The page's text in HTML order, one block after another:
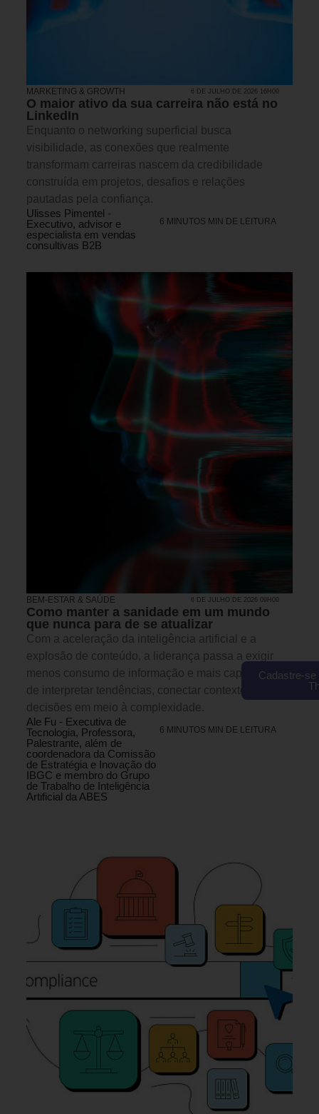
MARKETING & GROWTH 6 DE JULHO DE 2026 16H00
O maior ativo da sua carreira não está no
LinkedIn
Enquanto o networking superficial busca
visibilidade, as conexões que realmente
transformam carreiras nascem da credibilidade
construída em projetos, desafios e relações
pautadas pela confiança.
Ulisses Pimentel -
Executivo, advisor e
especialista em vendas
consultivas B2B
6 MINUTOS MIN DE LEITURA
BEM-ESTAR & SAÚDE 6 DE JULHO DE 2026 09H00
Como manter a sanidade em um mundo
que nunca para de se atualizar
Com a aceleração da inteligência artificial e a
explosão de conteúdo, a liderança passa a exigir
menos consumo de informação e mais capacidade
de interpretar tendências, conectar contextos e tomar
decisões em meio à complexidade.
Ale Fu - Executiva de
Tecnologia, Professora,
Palestrante, além de
coordenadora da Comissão
de Estratégia e Inovação do
IBGC e membro do Grupo
de Trabalho de Inteligência
Artificial da ABES
6 MINUTOS MIN DE LEITURA
Cadastre-